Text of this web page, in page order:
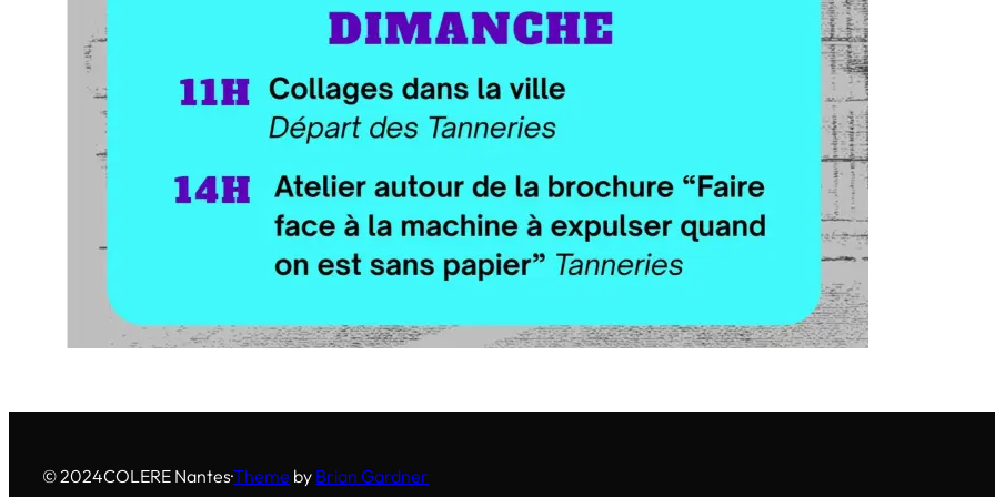
© 2024COLERE Nantes·Theme by Brian Gardner